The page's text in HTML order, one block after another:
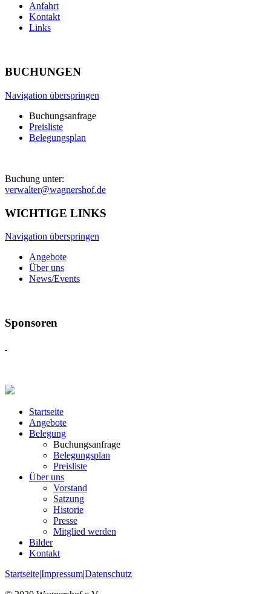
Anfahrt
Kontakt
Links
BUCHUNGEN
Navigation überspringen
Buchungsanfrage
Preisliste
Belegungsplan
Buchung unter:
verwalter@wagnershof.de
WICHTIGE LINKS
Navigation überspringen
Angebote
Über uns
News/Events
Sponsoren
Startseite
Angebote
Belegung
Buchungsanfrage
Belegungsplan
Preisliste
Über uns
Vorstand
Satzung
Historie
Presse
Mitglied werden
Bilder
Kontakt
Startseite|Impressum|Datenschutz